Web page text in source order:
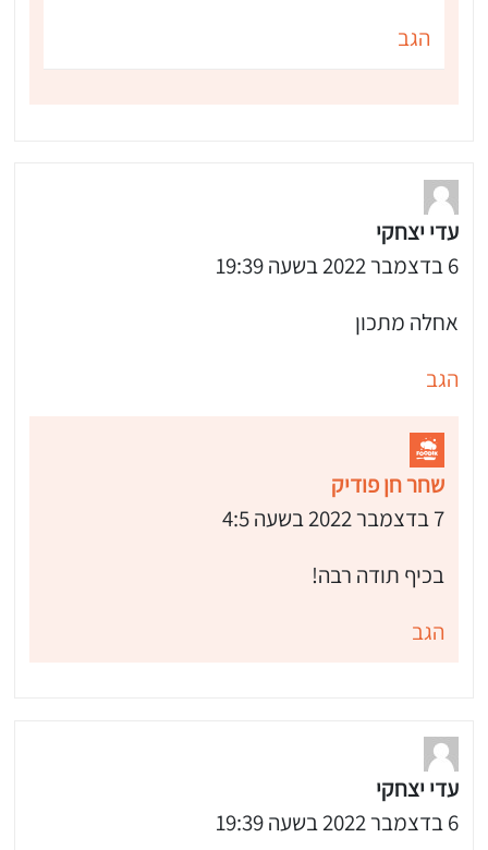
הגב
עדי יצחקי
6 בדצמבר 2022 בשעה 19:39
אחלה מתכון
הגב
שחר חן פודיק
7 בדצמבר 2022 בשעה 4:5
בכיף תודה רבה!
הגב
עדי יצחקי
6 בדצמבר 2022 בשעה 19:39